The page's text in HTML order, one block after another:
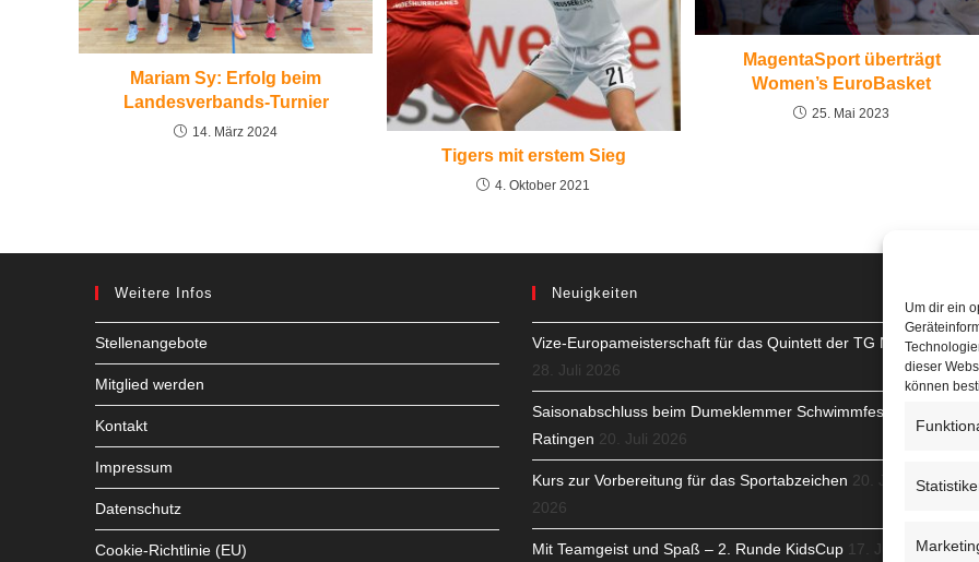
Um dir ein
dieser
können
Mariam Sy: Erfolg beim
Landesverbands-Turnier
14. März 2024
Tigers mit erstem Sieg
4. Oktober 2021
MagentaSport überträgt
Women’s EuroBasket
25. Mai 2023
Weitere Infos
Stellenangebote
Mitglied werden
Kontakt
Impressum
Datenschutz
Cookie-Richtlinie (EU)
Neuigkeiten
Vize-Europameisterschaft für das Quintett der TG Neuss
28. Juli 2026
Saisonabschluss beim Dumeklemmer Schwimmfest in
Ratingen 20. Juli 2026
Kurs zur Vorbereitung für das Sportabzeichen 20. Juli
2026
Mit Teamgeist und Spaß – 2. Runde KidsCup 17. Juli